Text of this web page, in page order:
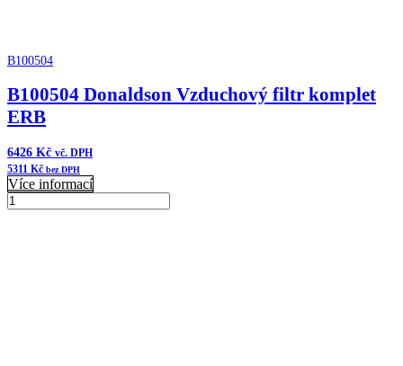
B100504
B100504 Donaldson Vzduchový filtr komplet
ERB
6426 Kč vč. DPH
5311 Kč bez DPH
Více informací
B100504